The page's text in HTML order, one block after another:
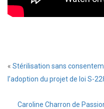
« Stérilisation sans
l’adoption du projet de loi S-
Caroline Charron de